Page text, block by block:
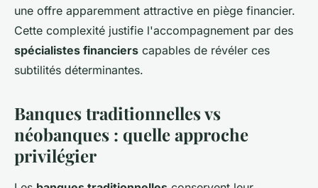
une offre apparemment attractive en piège financier.
Cette complexité justifie l'accompagnement par des
spécialistes financiers capables de révéler ces
subtilités déterminantes.
Banques traditionnelles vs
néobanques : quelle approche
privilégier